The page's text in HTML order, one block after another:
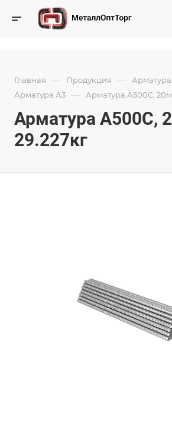
Главная — Продукция — Арматура
Арматура А3 — Арматура А500С,
Арматура А500С,
29.227кг